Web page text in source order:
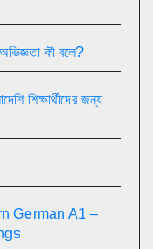
কী বলে?
শিক্ষার্থীদের জন্য
German A1 –